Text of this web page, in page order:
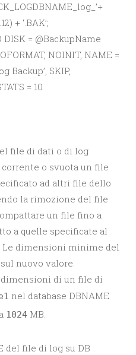
+ ‘.BAK’;
DISK = @BackupName
NOINIT, NAME =
Backup’, SKIP,
= 10
file di dati o di log
o svuota un file
ad altri file dello
la rimozione del file
un file fino a
a quelle specificate al
Le dimensioni minime del
nuovo valore.
di un file di
nel database DBNAME
1024 MB.
del file di log su DB